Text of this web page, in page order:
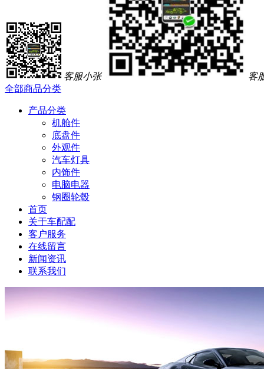
客服小张
客
全部商品分类
产品分类
机舱件
底盘件
外观件
汽车灯具
内饰件
电脑电器
钢圈轮毂
首页
关于车配配
客户服务
在线留言
新闻资讯
联系我们